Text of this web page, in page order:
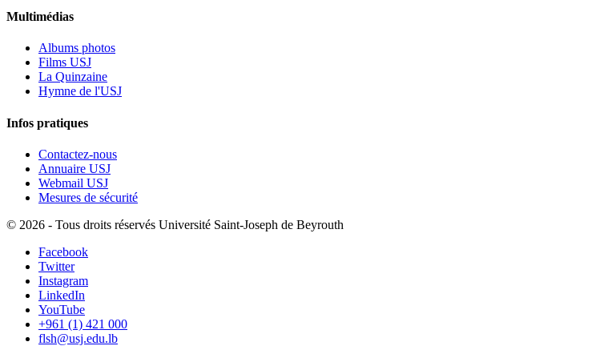
Multimédias
Albums photos
Films USJ
La Quinzaine
Hymne de l'USJ
Infos pratiques
Contactez-nous
Annuaire USJ
Webmail USJ
Mesures de sécurité
© 2026 - Tous droits réservés Université Saint-Joseph de Beyrouth
Facebook
Twitter
Instagram
LinkedIn
YouTube
+961 (1) 421 000
flsh@usj.edu.lb